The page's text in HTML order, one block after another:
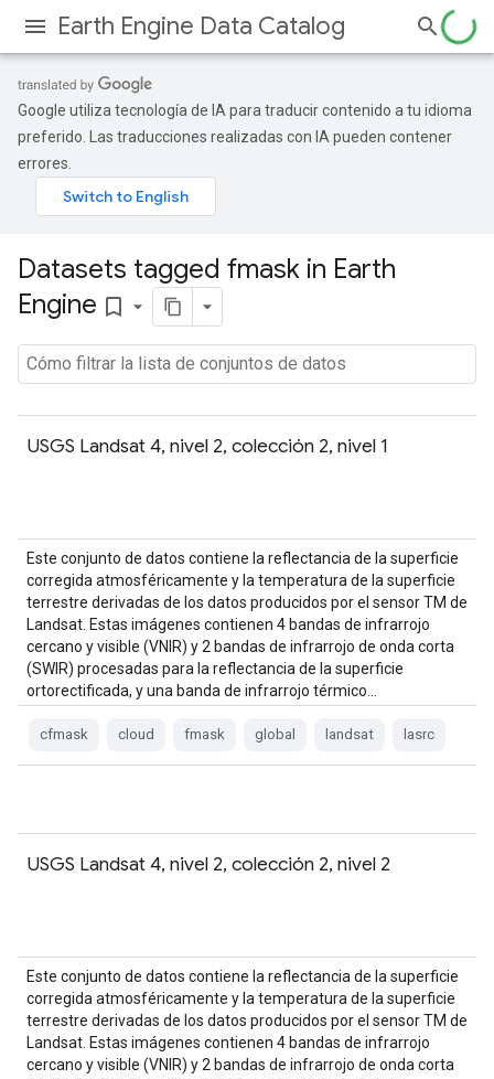
Earth Engine Data Catalog
Google utiliza tecnología de IA para traducir contenido a tu idioma
preferido. Las traducciones realizadas con IA pueden contener
errores.
Datasets tagged fmask in Earth
Engine bookmark_border
USGS Landsat 4, nivel 2, colección 2, nivel 1
Este conjunto de datos contiene la reflectancia de la superficie
corregida atmosféricamente y la temperatura de la superficie
terrestre derivadas de los datos producidos por el sensor TM de
Landsat. Estas imágenes contienen 4 bandas de infrarrojo
cercano y visible (VNIR) y 2 bandas de infrarrojo de onda corta
(SWIR) procesadas para la reflectancia de la superficie
ortorectificada, y una banda de infrarrojo térmico…
cfmask cloud fmask global landsat lasrc
USGS Landsat 4, nivel 2, colección 2, nivel 2
Este conjunto de datos contiene la reflectancia de la superficie
corregida atmosféricamente y la temperatura de la superficie
terrestre derivadas de los datos producidos por el sensor TM de
Landsat. Estas imágenes contienen 4 bandas de infrarrojo
cercano y visible (VNIR) y 2 bandas de infrarrojo de onda corta